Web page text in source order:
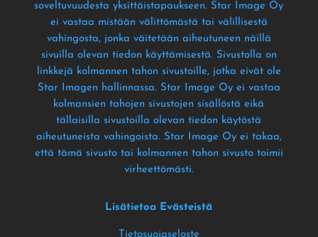
soveltuvuudesta yksittäistapaukseen. Star Image Oy
ei vastaa mistään välittömästä tai välillisestä
vahingosta, jonka väitetään aiheutuneen näillä
sivuilla olevan tiedon käyttämisestä. Sivustolla on
linkkejä kolmannen tahon sivustoille, jotka eivät ole
Star Imagen hallinnassa. Star Image Oy ei vastaa
kolmansien tahojen sivustojen sisällöstä eikä
tällaisilla sivustoilla olevan tiedon käytöstä
aiheutuneista vahingoista. Star Image Oy ei takaa,
että tämä sivusto tai kolmannen tahon sivusto toimii
virheettömästi.
Lisätietoa Evästeistä
Tietosuojaseloste